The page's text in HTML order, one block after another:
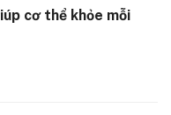
cơ thể khỏe mỗi